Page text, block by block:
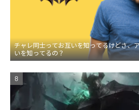
チャレ同士ってお互いを知ってるけどさ、
いを知ってるの？